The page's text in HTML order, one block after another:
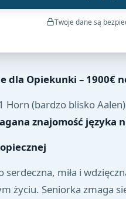
Twoje dane są
dla Opiekunki – 1900€
Horn (bardzo blisko
znajomość języka
serdeczna, miła i
życiu. Seniorka zmaga